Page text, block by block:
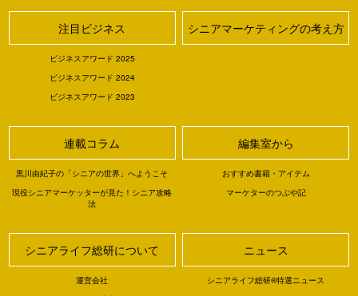
注目ビジネス
ビジネスアワード 2025
ビジネスアワード 2024
ビジネスアワード 2023
シニアマーケティングの考え方
連載コラム
黒川由紀子の「シニアの世界」へようこそ
現役シニアマーケッターが見た！シニア攻略
法
編集室から
おすすめ書籍・アイテム
マーケターのつぶや記
シニアライフ総研について
運営会社
ニュース
シニアライフ総研®特選ニュース